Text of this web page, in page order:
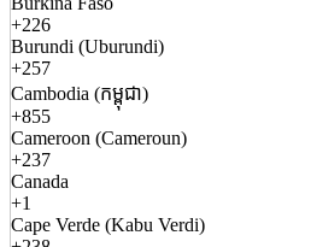
+226
Burundi (Uburundi)
+257
Cambodia (កម្ពុជា)
+855
Cameroon (Cameroun)
+237
Canada
+1
Cape Verde (Kabu Verdi)